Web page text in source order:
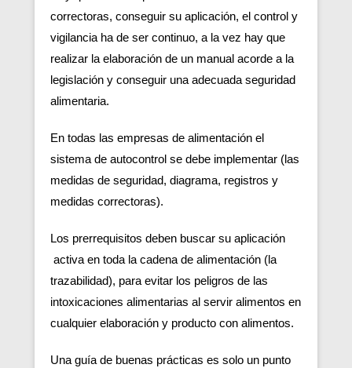
correctoras, conseguir su aplicación, el control y
vigilancia ha de ser continuo, a la vez hay que
realizar la elaboración de un manual acorde a la
legislación y conseguir una adecuada seguridad
alimentaria.
En todas las empresas de alimentación el
sistema de autocontrol se debe implementar (las
medidas de seguridad, diagrama, registros y
medidas correctoras).
Los prerrequisitos deben buscar su aplicación
activa en toda la cadena de alimentación (la
trazabilidad), para evitar los peligros de las
intoxicaciones alimentarias al servir alimentos en
cualquier elaboración y producto con alimentos.
Una guía de buenas prácticas es solo un punto